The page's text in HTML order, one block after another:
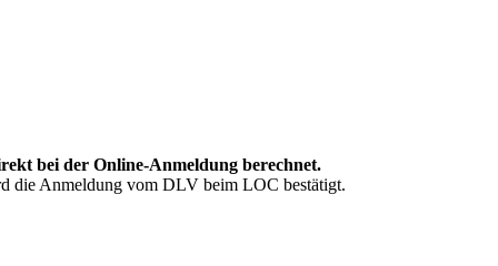
bei der Online-Anmeldung berechnet.
die Anmeldung vom DLV beim LOC bestätigt.